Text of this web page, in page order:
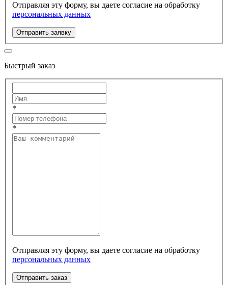
Отправляя эту форму, вы даете согласие на обработку
персональных данных
Отправить заявку
Быстрый заказ
*
*
Отправляя эту форму, вы даете согласие на обработку
персональных данных
Отправить заказ